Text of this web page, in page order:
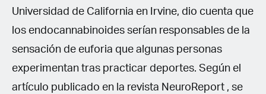
Universidad de California en Irvine, dio cuenta que
los endocannabinoides serían responsables de la
sensación de euforia que algunas personas
experimentan tras practicar deportes. Según el
artículo publicado en la revista NeuroReport , se